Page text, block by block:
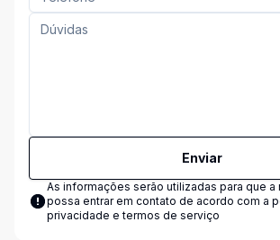
Enviar
As informações serão utilizadas para que a
possa entrar em contato de acordo com a
privacidade e termos de serviço